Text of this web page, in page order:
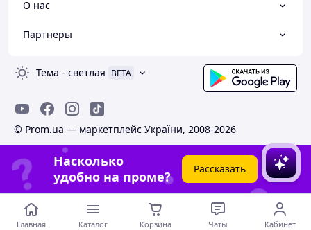
О нас
Партнеры
Тема - светлая BETA
© Prom.ua — маркетплейс України, 2008-2026
Насколько
удобно на проме?
Рассказать
Главная Каталог Корзина Чаты Кабинет